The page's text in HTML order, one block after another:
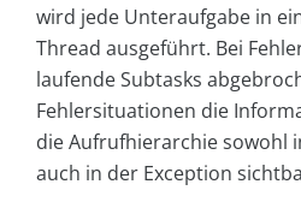
wird jede Unteraufgabe in
Thread ausgeführt. Bei
laufende Subtasks
Fehlersituationen die
die Aufrufhierarchie sowohl
auch in der Exception